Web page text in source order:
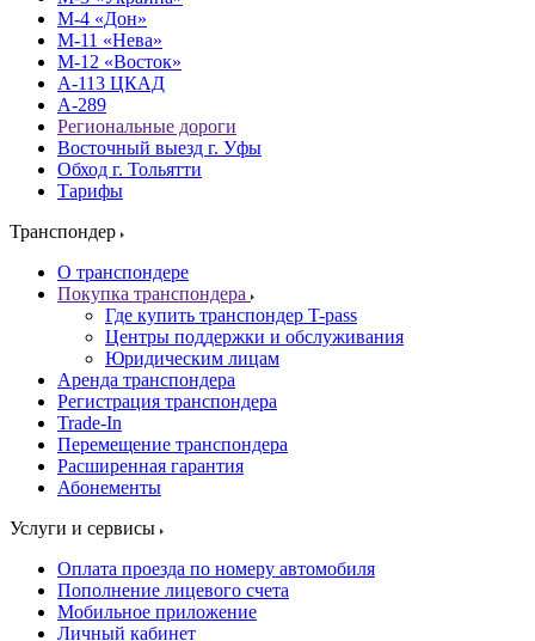
М-4 «Дон»
М-11 «Нева»
М-12 «Восток»
А-113 ЦКАД
А-289
Региональные дороги
Восточный выезд г. Уфы
Обход г. Тольятти
Тарифы
Транспондер
О транспондере
Покупка транспондера
Где купить транспондер T-pass
Центры поддержки и обслуживания
Юридическим лицам
Аренда транспондера
Регистрация транспондера
Trade-In
Перемещение транспондера
Расширенная гарантия
Абонементы
Услуги и сервисы
Оплата проезда по номеру автомобиля
Пополнение лицевого счета
Мобильное приложение
Личный кабинет